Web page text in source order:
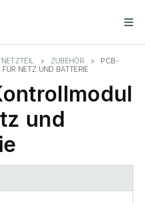
> ZUBEHÖR >
PCB-
NETZ UND BATTERIE
und